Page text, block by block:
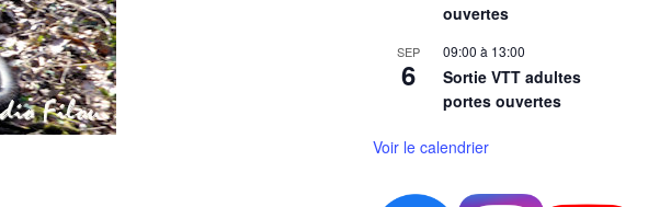
ouvertes
SEP
6
09:00 à 13:00
Sortie VTT adultes
portes ouvertes
Voir le calendrier